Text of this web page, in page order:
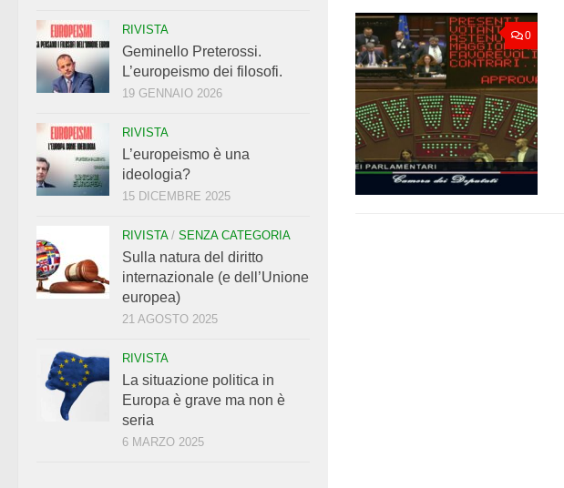
0
RIVISTA
Geminello Preterossi.
L’europeismo dei filosofi.
19 GENNAIO 2026
RIVISTA
L’europeismo è una
ideologia?
15 DICEMBRE 2025
RIVISTA/ SENZA CATEGORIA
Sulla natura del diritto
internazionale (e dell’Unione
europea)
21 AGOSTO 2025
RIVISTA
La situazione politica in
Europa è grave ma non è
seria
6 MARZO 2025